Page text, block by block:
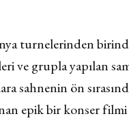
turnelerinden
ve grupla yapılan
sahnenin ön
epik bir konser filmi